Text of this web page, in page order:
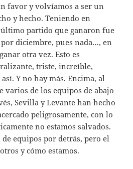
favor y volvíamos a ser un
y hecho. Teniendo en
partido que ganaron fue
diciembre, pues nada…, en
otra vez. Esto es
triste, increíble,
Y no hay más. Encima, al
varios de los equipos de abajo
Sevilla y Levante han hecho
peligrosamente, con lo
no estamos salvados.
equipos por detrás, pero el
y cómo estamos.